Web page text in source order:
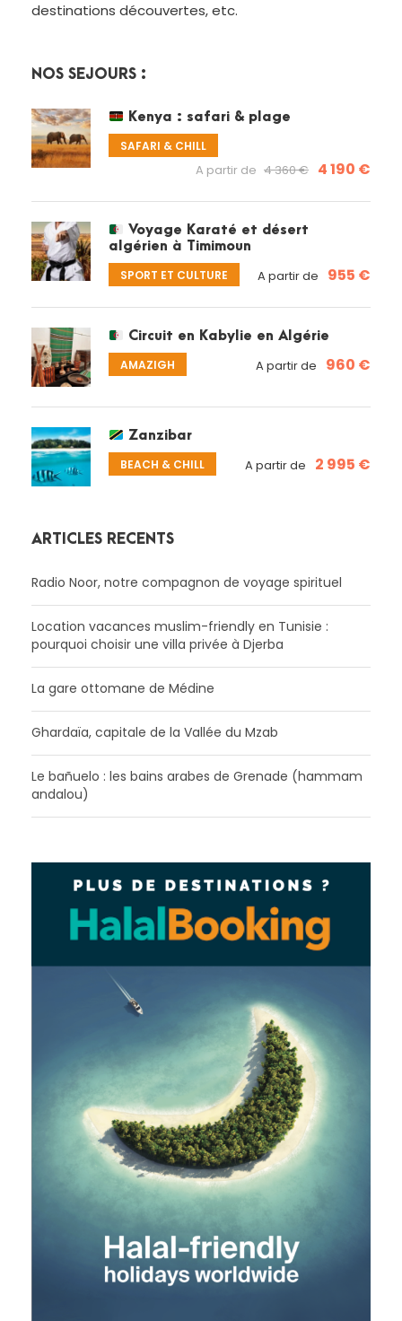
destinations découvertes, etc.
NOS SÉJOURS :
Kenya : safari & plage
SAFARI & CHILL
A partir de 4 360 € 4 190 €
Voyage Karaté et désert
algérien à Timimoun
SPORT ET CULTURE A partir de 955 €
Circuit en Kabylie en Algérie
AMAZIGH A partir de 960 €
Zanzibar
BEACH & CHILL A partir de 2 995 €
ARTICLES RÉCENTS
Radio Noor, notre compagnon de voyage spirituel
Location vacances muslim-friendly en Tunisie :
pourquoi choisir une villa privée à Djerba
La gare ottomane de Médine
Ghardaïa, capitale de la Vallée du Mzab
Le bañuelo : les bains arabes de Grenade (hammam
andalou)